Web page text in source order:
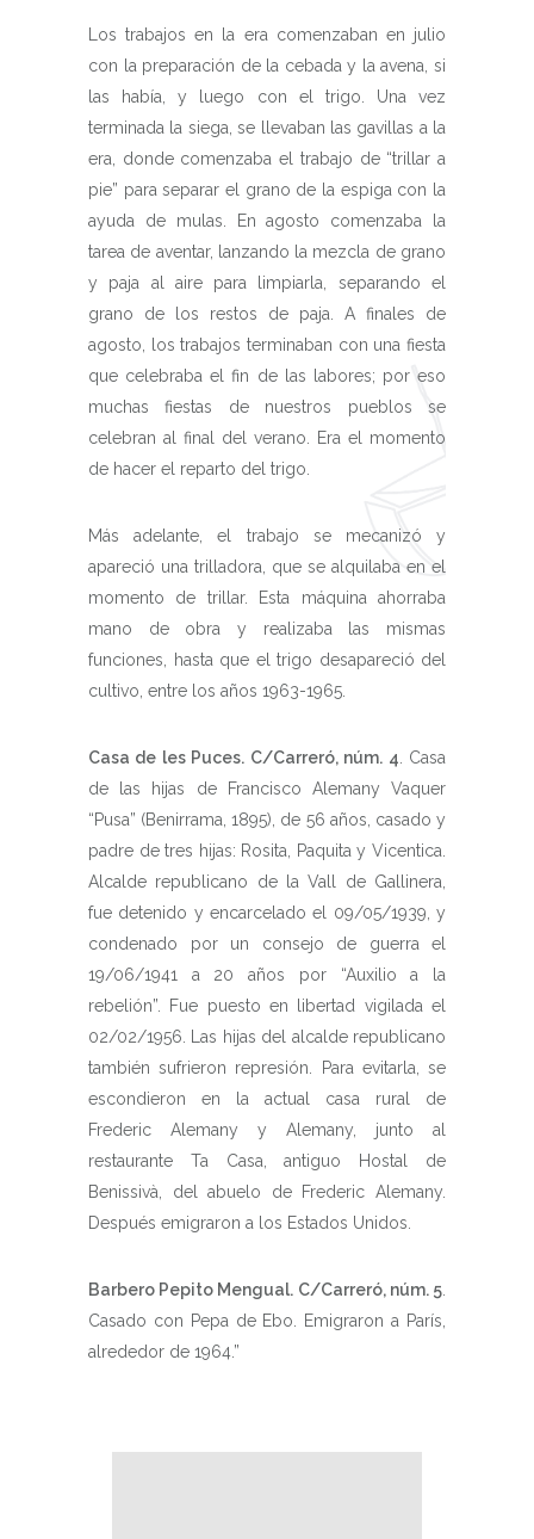
Los trabajos en la era comenzaban en julio
con la preparación de la cebada y la avena, si
las había, y luego con el trigo. Una vez
terminada la siega, se llevaban las gavillas a la
era, donde comenzaba el trabajo de “trillar a
pie” para separar el grano de la espiga con la
ayuda de mulas. En agosto comenzaba la
tarea de aventar, lanzando la mezcla de grano
y paja al aire para limpiarla, separando el
grano de los restos de paja. A finales de
agosto, los trabajos terminaban con una fiesta
que celebraba el fin de las labores; por eso
muchas fiestas de nuestros pueblos se
celebran al final del verano. Era el momento
de hacer el reparto del trigo.
Más adelante, el trabajo se mecanizó y
apareció una trilladora, que se alquilaba en el
momento de trillar. Esta máquina ahorraba
mano de obra y realizaba las mismas
funciones, hasta que el trigo desapareció del
cultivo, entre los años 1963-1965.
Casa de les Puces. C/Carreró, núm. 4. Casa
de las hijas de Francisco Alemany Vaquer
“Pusa” (Benirrama, 1895), de 56 años, casado y
padre de tres hijas: Rosita, Paquita y Vicentica.
Alcalde republicano de la Vall de Gallinera,
fue detenido y encarcelado el 09/05/1939, y
condenado por un consejo de guerra el
19/06/1941 a 20 años por “Auxilio a la
rebelión”. Fue puesto en libertad vigilada el
02/02/1956. Las hijas del alcalde republicano
también sufrieron represión. Para evitarla, se
escondieron en la actual casa rural de
Frederic Alemany y Alemany, junto al
restaurante Ta Casa, antiguo Hostal de
Benissivà, del abuelo de Frederic Alemany.
Después emigraron a los Estados Unidos.
Barbero Pepito Mengual. C/Carreró, núm. 5.
Casado con Pepa de Ebo. Emigraron a París,
alrededor de 1964.”